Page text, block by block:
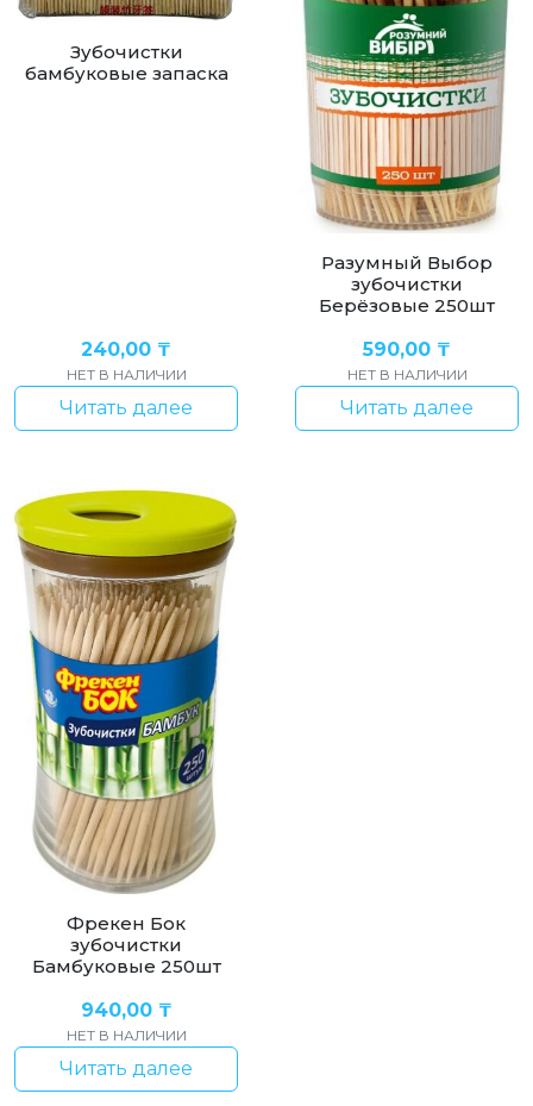
Зубочистки
бамбуковые запаска
240,00 ₸
НЕТ В НАЛИЧИИ
Читать далее
Разумный Выбор
зубочистки
Берёзовые 250шт
590,00 ₸
НЕТ В НАЛИЧИИ
Читать далее
Фрекен Бок
зубочистки
Бамбуковые 250шт
940,00 ₸
НЕТ В НАЛИЧИИ
Читать далее